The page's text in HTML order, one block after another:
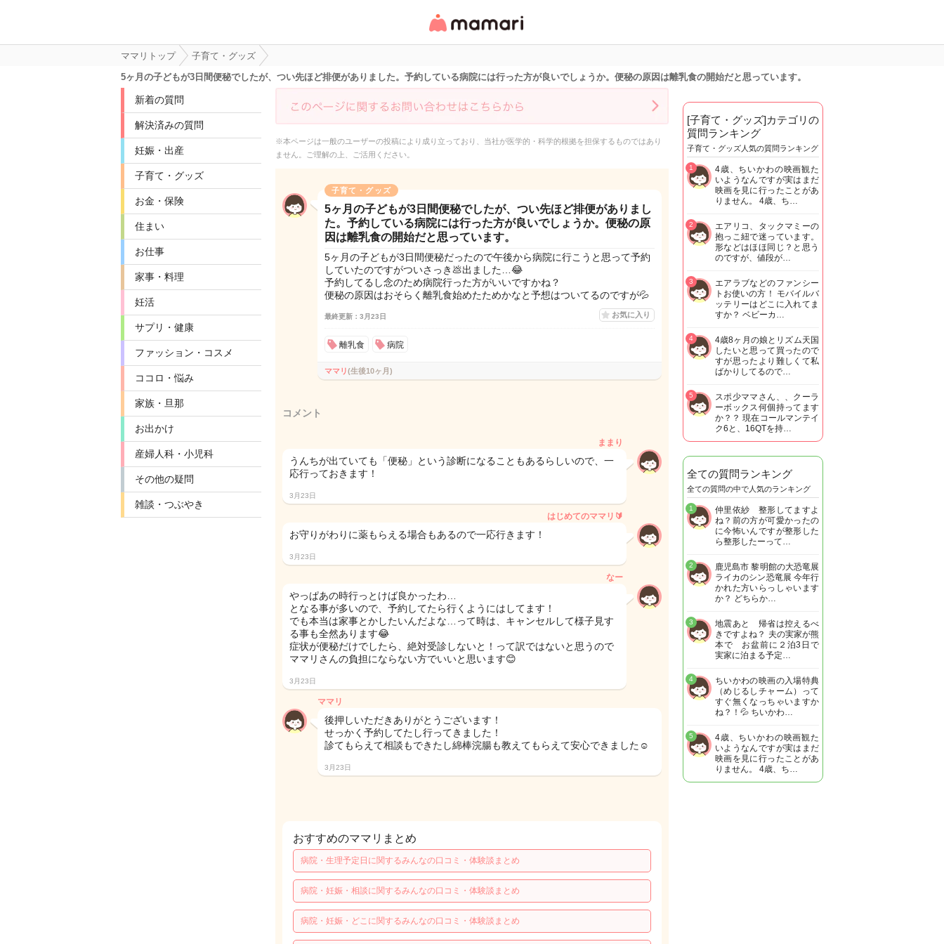
リ・情報サイト
ママリトップ
子育て・グッズ
5ヶ月の子どもが3日間便秘でしたが、つい先ほど排便がありました。予約している病院には行った方が良いでしょうか。便秘の原因は離乳食の開始だと思っています。
新着の質問
解決済みの質問
妊娠・出産
子育て・グッズ
お金・保険
住まい
お仕事
家事・料理
妊活
サプリ・健康
ファッション・コスメ
ココロ・悩み
家族・旦那
お出かけ
産婦人科・小児科
その他の疑問
雑談・つぶやき
※本ページは一般のユーザーの投稿により成り立っており、当社が医学的・科学的根拠を担保するものではあり
ません。ご理解の上、ご活用ください。
子育て・グッズ
5ヶ月の子どもが3日間便秘でしたが、つい先ほど排便がありまし
た。予約している病院には行った方が良いでしょうか。便秘の原
因は離乳食の開始だと思っています。
5ヶ月の子どもが3日間便秘だったので午後から病院に行こうと思って予約
していたのですがついさっき💩出ました…😂
予約してるし念のため病院行った方がいいですかね？
便秘の原因はおそらく離乳食始めたためかなと予想はついてるのですが💦
最終更新：3月23日 お気に入り
離乳食 病院
ママリ(生後10ヶ月)
コメント
ままり
うんちが出ていても「便秘」という診断になることもあるらしいので、一
応行っておきます！
3月23日
はじめてのママリ🔰
お守りがわりに薬もらえる場合もあるので一応行きます！
3月23日
なー
やっぱあの時行っとけば良かったわ…
となる事が多いので、予約してたら行くようにはしてます！
でも本当は家事とかしたいんだよな…って時は、キャンセルして様子見す
る事も全然あります😂
症状が便秘だけでしたら、絶対受診しないと！って訳ではないと思うので
ママリさんの負担にならない方でいいと思います😊
3月23日
ママリ
後押しいただきありがとうございます！
せっかく予約してたし行ってきました！
診てもらえて相談もできたし綿棒浣腸も教えてもらえて安心できました☺️
3月23日
おすすめのママリまとめ
病院・生理予定日に関するみんなの口コミ・体験談まとめ
病院・妊娠・相談に関するみんなの口コミ・体験談まとめ
病院・妊娠・どこに関するみんなの口コミ・体験談まとめ
[子育て・グッズ]カテゴリの
質問ランキング
子育て・グッズ人気の質問ランキング
4歳、ちいかわの映画観た
いようなんですが実はまだ
映画を見に行ったことがあ
りません。 4歳、ち…
1
エアリコ、タックマミーの
抱っこ紐で迷っています。
形などはほほ同じ？と思う
のですが、値段が…
2
エアラブなどのファンシー
トお使いの方！ モバイルバ
ッテリーはどこに入れてま
すか？ ベビーカ…
3
4歳8ヶ月の娘とリズム天国
したいと思って買ったので
すが思ったより難しくて私
ばかりしてるので…
4
スポ少ママさん、、クーラ
ーボックス何個持ってます
か？？ 現在コールマンテイ
ク6と、16QTを持…
5
全ての質問ランキング
全ての質問の中で人気のランキング
仲里依紗 整形してますよ
ね？前の方が可愛かったの
に今怖いんですが整形した
ら整形したーって…
1
鹿児島市 黎明館の大恐竜展
ライカのシン恐竜展 今年行
かれた方いらっしゃいます
か？ どちらか…
2
地震あと 帰省は控えるべ
きですよね？ 夫の実家が熊
本で お盆前に２泊3日で
実家に泊まる予定…
3
ちいかわの映画の入場特典
（めじるしチャーム）って
すぐ無くなっちゃいますか
ね？！💦 ちいかわ…
4
4歳、ちいかわの映画観た
いようなんですが実はまだ
映画を見に行ったことがあ
りません。 4歳、ち…
5